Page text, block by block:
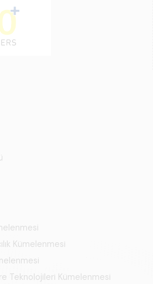
Kümelenmesi
Teknolojileri Kümelenmesi